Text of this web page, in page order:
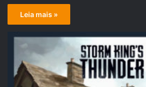
Leia mais »